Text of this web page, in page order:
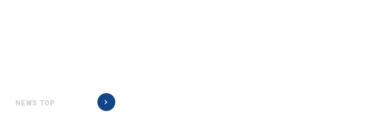
NEWS TOP